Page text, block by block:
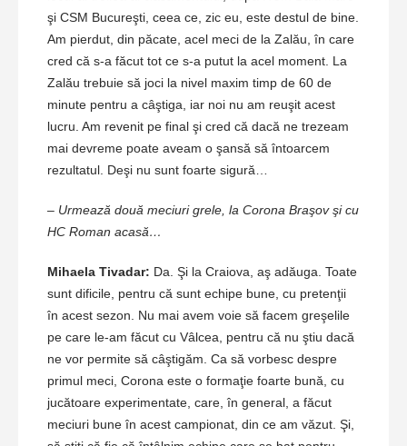
şi CSM Bucureşti, ceea ce, zic eu, este destul de bine.
Am pierdut, din păcate, acel meci de la Zalău, în care
cred că s-a făcut tot ce s-a putut la acel moment. La
Zalău trebuie să joci la nivel maxim timp de 60 de
minute pentru a câştiga, iar noi nu am reuşit acest
lucru. Am revenit pe final şi cred că dacă ne trezeam
mai devreme poate aveam o şansă să întoarcem
rezultatul. Deşi nu sunt foarte sigură…
– Urmează două meciuri grele, la Corona Braşov şi cu
HC Roman acasă…
Mihaela Tivadar: Da. Şi la Craiova, aş adăuga. Toate
sunt dificile, pentru că sunt echipe bune, cu pretenţii
în acest sezon. Nu mai avem voie să facem greşelile
pe care le-am făcut cu Vâlcea, pentru că nu ştiu dacă
ne vor permite să câştigăm. Ca să vorbesc despre
primul meci, Corona este o formaţie foarte bună, cu
jucătoare experimentate, care, în general, a făcut
meciuri bune în acest campionat, din ce am văzut. Şi,